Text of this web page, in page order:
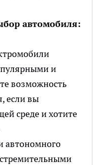
автомобиля:
и
возможность
если вы
среде и хотите
автономного